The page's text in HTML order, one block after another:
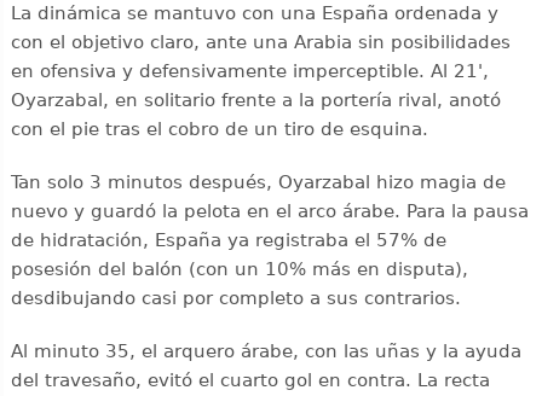
La dinámica se mantuvo con una España ordenada y
con el objetivo claro, ante una Arabia sin posibilidades
en ofensiva y defensivamente imperceptible. Al 21',
Oyarzabal, en solitario frente a la portería rival, anotó
con el pie tras el cobro de un tiro de esquina.
Tan solo 3 minutos después, Oyarzabal hizo magia de
nuevo y guardó la pelota en el arco árabe. Para la pausa
de hidratación, España ya registraba el 57% de
posesión del balón (con un 10% más en disputa),
desdibujando casi por completo a sus contrarios.
Al minuto 35, el arquero árabe, con las uñas y la ayuda
del travesaño, evitó el cuarto gol en contra. La recta